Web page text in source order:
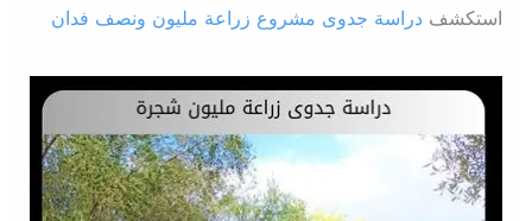
استكشف دراسة جدوى مشروع زراعة مليون ونصف فدان